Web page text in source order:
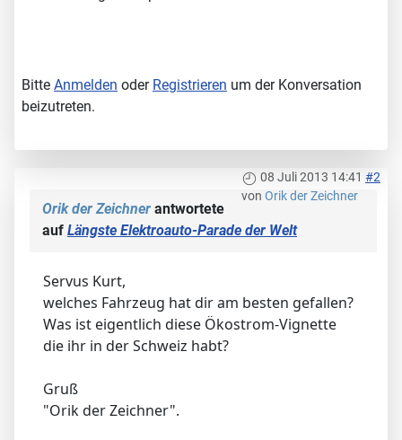
Bitte Anmelden oder Registrieren um der Konversation
beizutreten.
08 Juli 2013 14:41 #2
von Orik der Zeichner
Orik der Zeichner antwortete
auf Längste Elektroauto-Parade der Welt
Servus Kurt,
welches Fahrzeug hat dir am besten gefallen?
Was ist eigentlich diese Ökostrom-Vignette
die ihr in der Schweiz habt?
Gruß
"Orik der Zeichner".